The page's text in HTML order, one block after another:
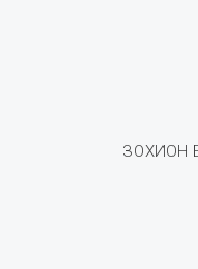
ЗОХИОН